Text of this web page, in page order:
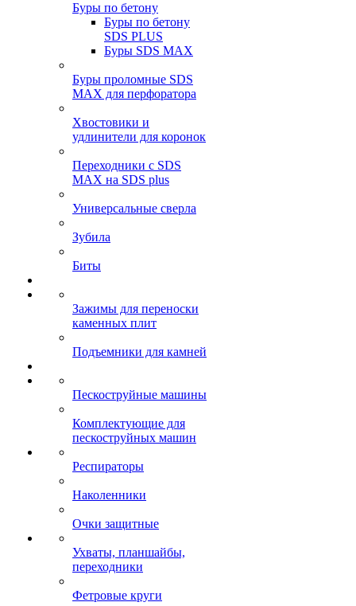
Буры по бетону
Буры по бетону
SDS PLUS
Буры SDS MAX
Буры проломные SDS
MAX для перфоратора
Хвостовики и
удлинители для коронок
Переходники с SDS
MAX на SDS plus
Универсальные сверла
Зубила
Биты
Зажимы для переноски
каменных плит
Подъемники для камней
Пескоструйные машины
Комплектующие для
пескоструйных машин
Респираторы
Наколенники
Очки защитные
Ухваты, планшайбы,
переходники
Фетровые круги